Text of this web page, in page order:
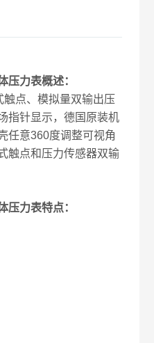
压力表概述：
点、模拟量双输出压
指针显示，德国原装机
任意360度调整可视角
触点和压力传感器双输
压力表特点：